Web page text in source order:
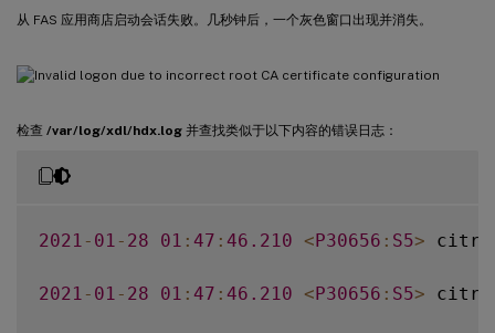
从 FAS 应用商店启动会话失败。几秒钟后，一个灰色窗口出现并消失。
检查 /var/log/xdl/hdx.log 并查找类似于以下内容的错误日志：
2021 - 01 - 28 01 : 47 : 46.210 <P30656 : S5>
2021 - 01 - 28 01 : 47 : 46.210 <P30656 : S5>